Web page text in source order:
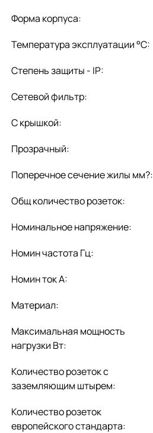
Форма корпуса:
Температура эксплуатации °C:
Степень защиты - IP:
Сетевой фильтр:
С крышкой:
Прозрачный:
Поперечное сечение жилы мм?:
Общ количество розеток:
Номинальное напряжение:
Номин частота Гц:
Номин ток А:
Материал:
Максимальная мощность
нагрузки Вт:
Количество розеток с
заземляющим штырем:
Количество розеток
европейского стандарта: